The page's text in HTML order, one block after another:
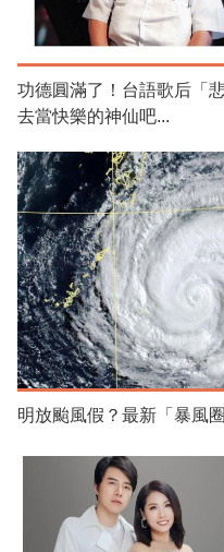
功德圓滿了！台語歌后「
去當快樂的神仙吧...
明放颱風假？最新「暴風